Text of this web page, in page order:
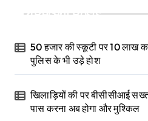
Recent Posts
50 हजार की स्कूटी पर 10 लाख
पुलिस के भी उड़े होश
खिलाड़ियों की पर बीसीसीआई
पास करना अब होगा और मुश्किल